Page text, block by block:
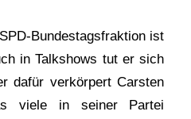
Bundestagsfraktion ist
in Talkshows tut er sich
dafür verkörpert Carsten
viele in seiner Partei